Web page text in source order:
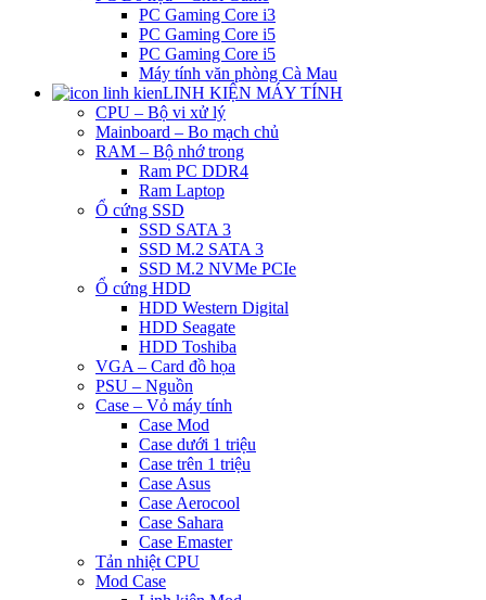
PC Gaming Core i3
PC Gaming Core i5
PC Gaming Core i5
Máy tính văn phòng Cà Mau
LINH KIỆN MÁY TÍNH
CPU – Bộ vi xử lý
Mainboard – Bo mạch chủ
RAM – Bộ nhớ trong
Ram PC DDR4
Ram Laptop
Ổ cứng SSD
SSD SATA 3
SSD M.2 SATA 3
SSD M.2 NVMe PCIe
Ổ cứng HDD
HDD Western Digital
HDD Seagate
HDD Toshiba
VGA – Card đồ họa
PSU – Nguồn
Case – Vỏ máy tính
Case Mod
Case dưới 1 triệu
Case trên 1 triệu
Case Asus
Case Aerocool
Case Sahara
Case Emaster
Tản nhiệt CPU
Mod Case